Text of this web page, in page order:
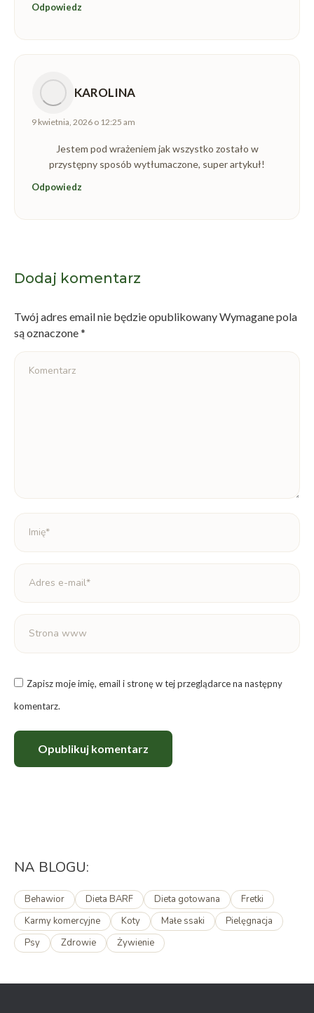
Odpowiedz
KAROLINA
napisał(a):
9 kwietnia, 2026 o 12:25 am
Jestem pod wrażeniem jak wszystko zostało w
przystępny sposób wytłumaczone, super artykuł!
Odpowiedz
Dodaj komentarz
Twój adres email nie będzie opublikowany Wymagane pola
są oznaczone*
Komentarz
Imię *
Adres e-mail *
Strona www
Zapisz moje imię, email i stronę w tej przeglądarce na następny
komentarz.
Opublikuj komentarz
NA BLOGU:
Behawior Dieta BARF Dieta gotowana
Fretki
Karmy komercyjne
Koty Małe ssaki
Pielęgnacja
Psy
Zdrowie Żywienie